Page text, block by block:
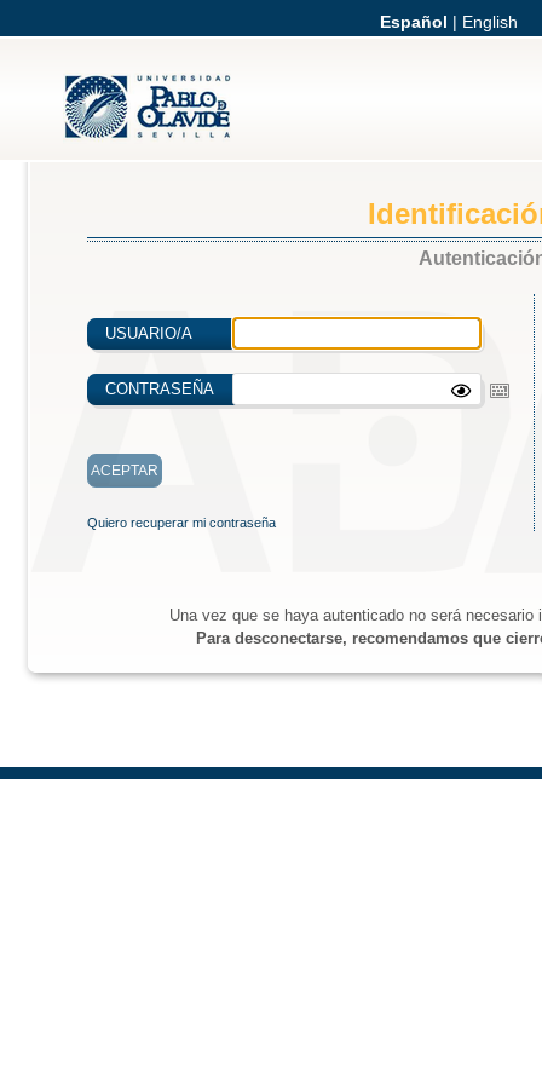
Español | English
USUARIO/A
CONTRASEÑA
Quiero recuperar mi contraseña
Una vez que se haya autenticado no será
Para desconectarse, recomendamos que